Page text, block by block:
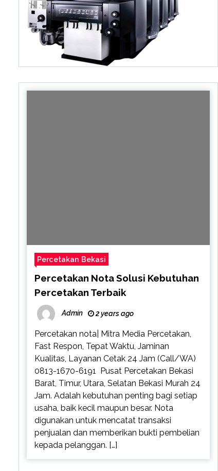
Percetakan Bekasi
Percetakan Nota Solusi Kebutuhan
Percetakan Terbaik
Admin 2 years ago
Percetakan nota| Mitra Media Percetakan,
Fast Respon, Tepat Waktu, Jaminan
Kualitas, Layanan Cetak 24 Jam (Call/WA)
0813-1670-6191 Pusat Percetakan Bekasi
Barat, Timur, Utara, Selatan Bekasi Murah 24
Jam. Adalah kebutuhan penting bagi setiap
usaha, baik kecil maupun besar. Nota
digunakan untuk mencatat transaksi
penjualan dan memberikan bukti pembelian
kepada pelanggan. […]